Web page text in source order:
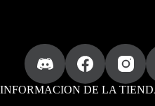
INFORMACION DE LA